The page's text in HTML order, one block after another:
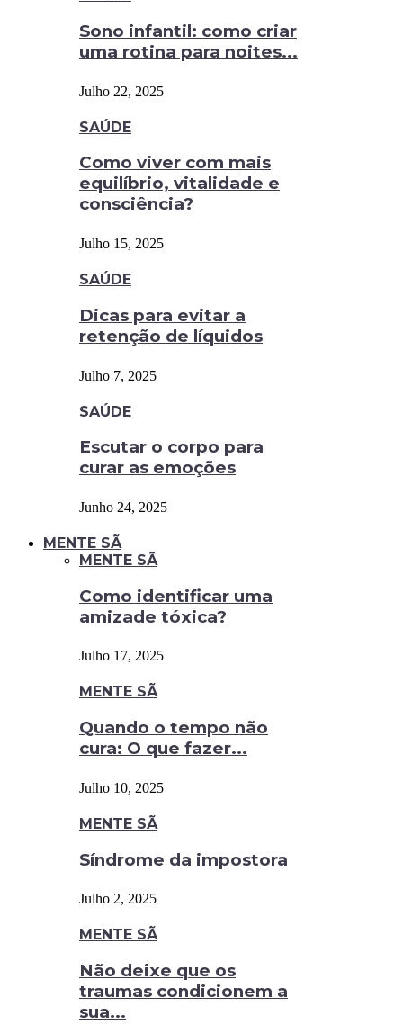
Sono infantil: como criar
uma rotina para noites...
Julho 22, 2025
SAÚDE
Como viver com mais
equilíbrio, vitalidade e
consciência?
Julho 15, 2025
SAÚDE
Dicas para evitar a
retenção de líquidos
Julho 7, 2025
SAÚDE
Escutar o corpo para
curar as emoções
Junho 24, 2025
MENTE SÃ
MENTE SÃ
Como identificar uma
amizade tóxica?
Julho 17, 2025
MENTE SÃ
Quando o tempo não
cura: O que fazer...
Julho 10, 2025
MENTE SÃ
Síndrome da impostora
Julho 2, 2025
MENTE SÃ
Não deixe que os
traumas condicionem a
sua...